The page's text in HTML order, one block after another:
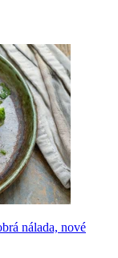
nálada, nové